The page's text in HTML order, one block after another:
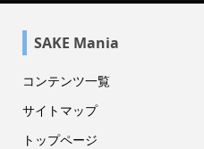
SAKE Mania
コンテンツ一覧
サイトマップ
トップページ